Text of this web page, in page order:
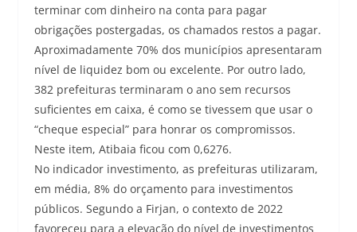
terminar com dinheiro na conta para pagar
obrigações postergadas, os chamados restos a pagar.
Aproximadamente 70% dos municípios apresentaram
nível de liquidez bom ou excelente. Por outro lado,
382 prefeituras terminaram o ano sem recursos
suficientes em caixa, é como se tivessem que usar o
“cheque especial” para honrar os compromissos.
Neste item, Atibaia ficou com 0,6276.
No indicador investimento, as prefeituras utilizaram,
em média, 8% do orçamento para investimentos
públicos. Segundo a Firjan, o contexto de 2022
favoreceu para a elevação do nível de investimentos